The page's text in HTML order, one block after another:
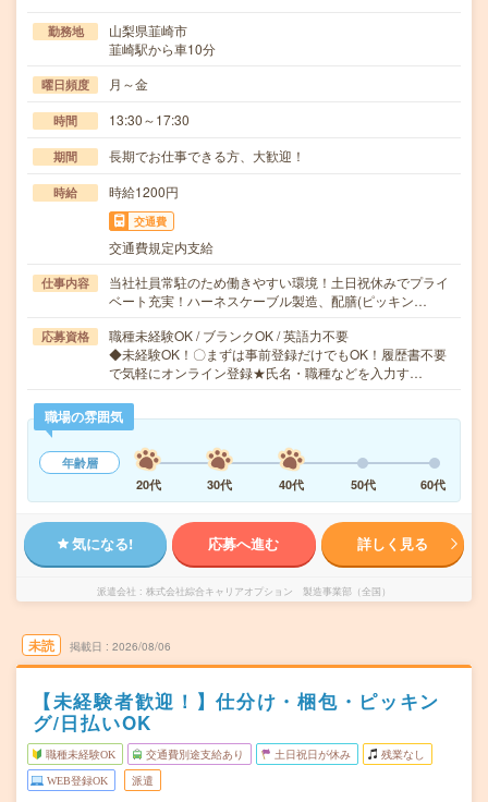
勤務地
山梨県韮崎市
韮崎駅から車10分
曜日頻度 月～金
時間 13:30～17:30
期間 長期でお仕事できる方、大歓迎！
時給 時給1200円
交通費
交通費規定内支給
仕事内容
当社社員常駐のため働きやすい環境！土日祝休みでプライ
ベート充実！ハーネスケーブル製造、配膳(ピッキン…
応募資格
職種未経験OK / ブランクOK / 英語力不要
◆未経験OK！〇まずは事前登録だけでもOK！履歴書不要
で気軽にオンライン登録★氏名・職種などを入力す…
職場の雰囲気
年齢層
20代
30代 40代 50代 60代
気になる! 応募へ進む 詳しく見る
派遣会社 株式会社綜合キャリアオプション 製造事業部（全国）
未読 掲載日 2026/08/06
【未経験者歓迎！】仕分け・梱包・ピッキン
グ/日払いOK
職種未経験OK 交通費別途支給あり 土日祝日が休み 残業なし
WEB登録OK 派遣